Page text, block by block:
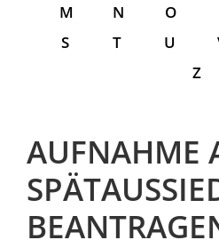
M
N O
S
T U
Z
AUFNAHME